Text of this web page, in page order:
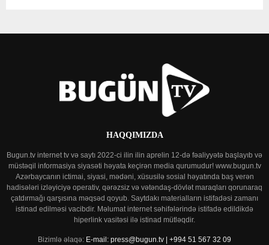
HAQQIMIZDA
Bugun.tv internet tv və saytı 2022-ci ilin ilin aprelin 12-də fəaliyyətə başlayıb və
müstəqil informasiya siyasəti həyata keçirən media qurumudur! www.bugun.tv
Azərbaycanın ictimai, siyasi, mədəni, xüsusilə sosial həyatında baş verən
hadisələri izləyiciyə operativ, qərəzsiz və vətəndaş-dövlət maraqları qorunaraq
çatdırmağı qarşısına məqsəd qoyub. Saytdakı materialların istifadəsi zamanı
istinad edilməsi vacibdir. Məlumat internet səhifələrində istifadə edildikdə
hiperlink vasitəsi ilə istinad mütləqdir.
Bizimlə əlaqə: E-mail: press@bugun.tv | +994 51 567 32 09